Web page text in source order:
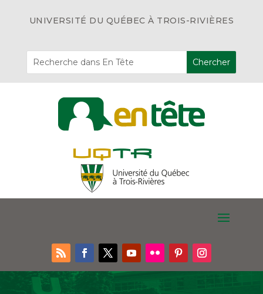
UNIVERSITÉ DU QUÉBEC À TROIS-RIVIÈRES